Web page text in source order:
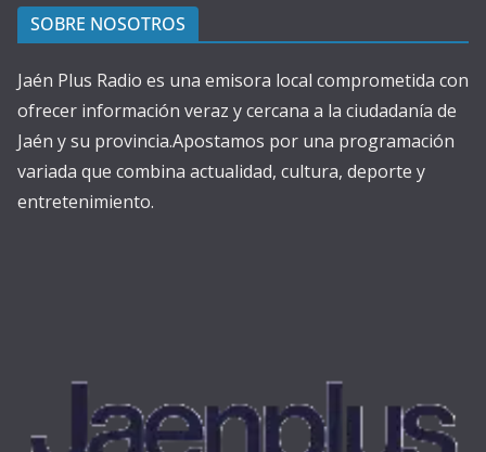
SOBRE NOSOTROS
Jaén Plus Radio es una emisora local comprometida con
ofrecer información veraz y cercana a la ciudadanía de
Jaén y su provincia.Apostamos por una programación
variada que combina actualidad, cultura, deporte y
entretenimiento.